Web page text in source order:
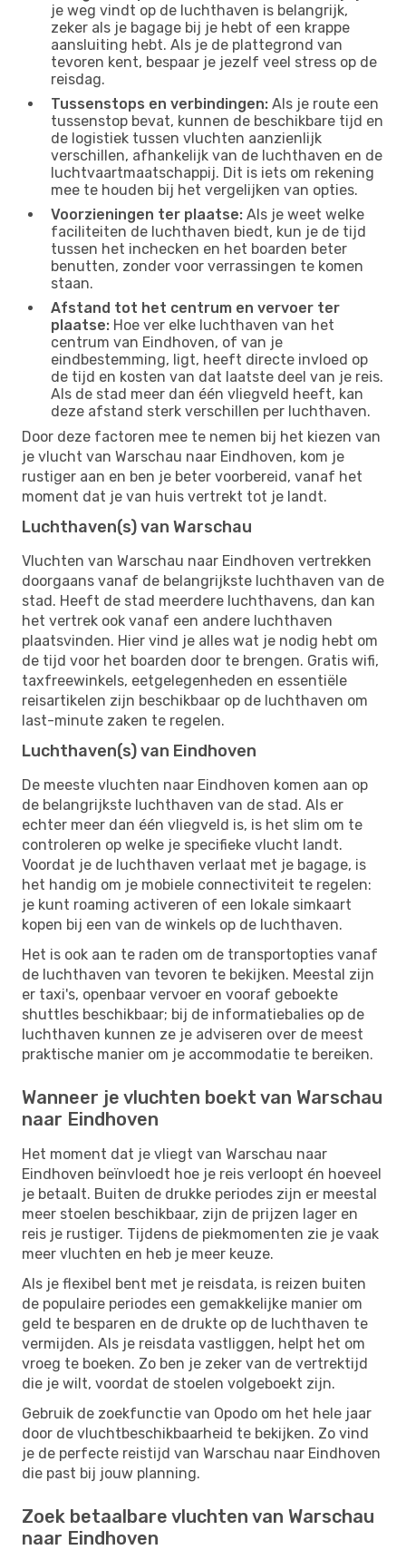
je weg vindt op de luchthaven is belangrijk,
zeker als je bagage bij je hebt of een krappe
aansluiting hebt. Als je de plattegrond van
tevoren kent, bespaar je jezelf veel stress op de
reisdag.
Tussenstops en verbindingen: Als je route een
tussenstop bevat, kunnen de beschikbare tijd en
de logistiek tussen vluchten aanzienlijk
verschillen, afhankelijk van de luchthaven en de
luchtvaartmaatschappij. Dit is iets om rekening
mee te houden bij het vergelijken van opties.
Voorzieningen ter plaatse: Als je weet welke
faciliteiten de luchthaven biedt, kun je de tijd
tussen het inchecken en het boarden beter
benutten, zonder voor verrassingen te komen
staan.
Afstand tot het centrum en vervoer ter
plaatse: Hoe ver elke luchthaven van het
centrum van Eindhoven, of van je
eindbestemming, ligt, heeft directe invloed op
de tijd en kosten van dat laatste deel van je reis.
Als de stad meer dan één vliegveld heeft, kan
deze afstand sterk verschillen per luchthaven.
Door deze factoren mee te nemen bij het kiezen van
je vlucht van Warschau naar Eindhoven, kom je
rustiger aan en ben je beter voorbereid, vanaf het
moment dat je van huis vertrekt tot je landt.
Luchthaven(s) van Warschau
Vluchten van Warschau naar Eindhoven vertrekken
doorgaans vanaf de belangrijkste luchthaven van de
stad. Heeft de stad meerdere luchthavens, dan kan
het vertrek ook vanaf een andere luchthaven
plaatsvinden. Hier vind je alles wat je nodig hebt om
de tijd voor het boarden door te brengen. Gratis wifi,
taxfreewinkels, eetgelegenheden en essentiële
reisartikelen zijn beschikbaar op de luchthaven om
last-minute zaken te regelen.
Luchthaven(s) van Eindhoven
De meeste vluchten naar Eindhoven komen aan op
de belangrijkste luchthaven van de stad. Als er
echter meer dan één vliegveld is, is het slim om te
controleren op welke je specifieke vlucht landt.
Voordat je de luchthaven verlaat met je bagage, is
het handig om je mobiele connectiviteit te regelen:
je kunt roaming activeren of een lokale simkaart
kopen bij een van de winkels op de luchthaven.
Het is ook aan te raden om de transportopties vanaf
de luchthaven van tevoren te bekijken. Meestal zijn
er taxi's, openbaar vervoer en vooraf geboekte
shuttles beschikbaar; bij de informatiebalies op de
luchthaven kunnen ze je adviseren over de meest
praktische manier om je accommodatie te bereiken.
Wanneer je vluchten boekt van Warschau
naar Eindhoven
Het moment dat je vliegt van Warschau naar
Eindhoven beïnvloedt hoe je reis verloopt én hoeveel
je betaalt. Buiten de drukke periodes zijn er meestal
meer stoelen beschikbaar, zijn de prijzen lager en
reis je rustiger. Tijdens de piekmomenten zie je vaak
meer vluchten en heb je meer keuze.
Als je flexibel bent met je reisdata, is reizen buiten
de populaire periodes een gemakkelijke manier om
geld te besparen en de drukte op de luchthaven te
vermijden. Als je reisdata vastliggen, helpt het om
vroeg te boeken. Zo ben je zeker van de vertrektijd
die je wilt, voordat de stoelen volgeboekt zijn.
Gebruik de zoekfunctie van Opodo om het hele jaar
door de vluchtbeschikbaarheid te bekijken. Zo vind
je de perfecte reistijd van Warschau naar Eindhoven
die past bij jouw planning.
Zoek betaalbare vluchten van Warschau
naar Eindhoven